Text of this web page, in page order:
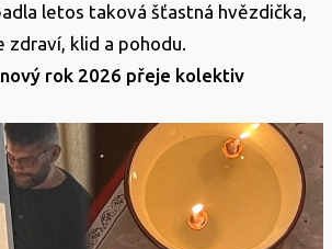
letos taková šťastná hvězdička,
zdraví, klid a pohodu.
nový rok 2026 přeje kolektiv